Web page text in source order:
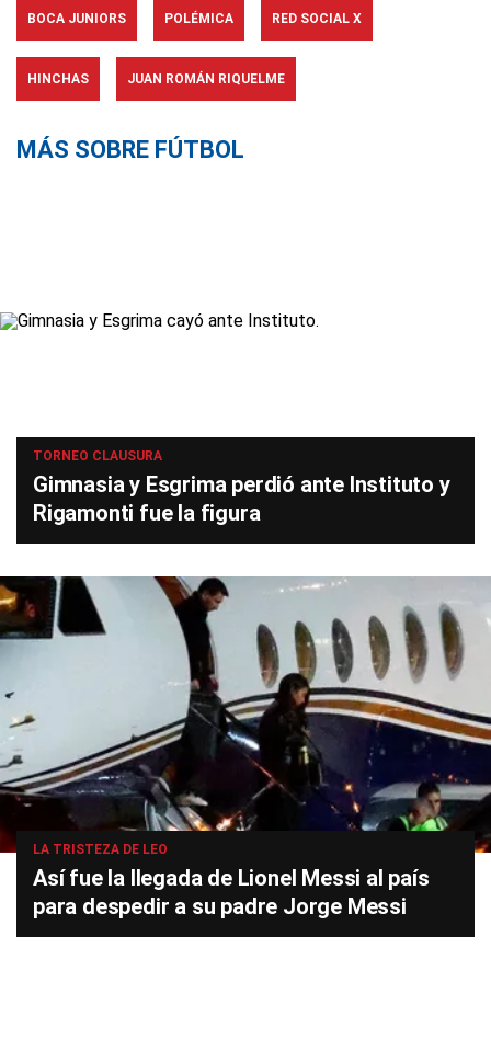
BOCA JUNIORS POLÉMICA RED SOCIAL X
HINCHAS JUAN ROMÁN RIQUELME
MÁS SOBRE FÚTBOL
TORNEO CLAUSURA
Gimnasia y Esgrima perdió ante Instituto y
Rigamonti fue la figura
LA TRISTEZA DE LEO
Así fue la llegada de Lionel Messi al país
para despedir a su padre Jorge Messi